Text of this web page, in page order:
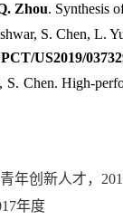
Zhou. Synthesis
S. Chen, L.
PCT/US2019/
, S. Chen. High-
年创新人才，
年度